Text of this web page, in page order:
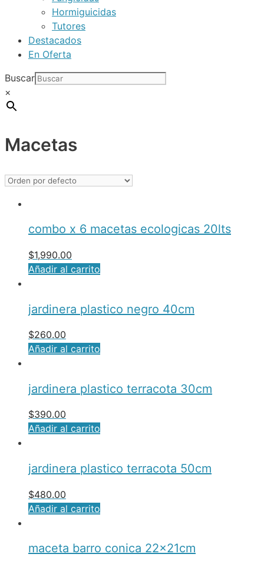
Hormiguicidas
Tutores
Destacados
En Oferta
Buscar
×
Macetas
combo x 6 macetas ecologicas 20lts
$1,990.00
Añadir al carrito
jardinera plastico negro 40cm
$260.00
Añadir al carrito
jardinera plastico terracota 30cm
$390.00
Añadir al carrito
jardinera plastico terracota 50cm
$480.00
Añadir al carrito
maceta barro conica 22x21cm